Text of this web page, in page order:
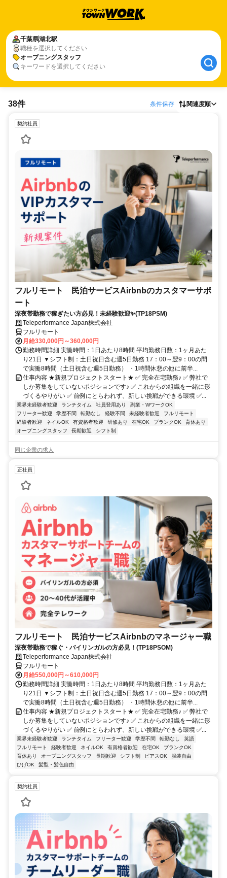
千葉県湖北駅
職種を選択してください
オープニングスタッフ
キーワードを選択してください
38件 条件保存 関連度順
契約社員
フルリモート 民泊サービスAirbnbのカスタマーサポ
ート
深夜帯勤務で稼ぎたい方必見！未経験歓迎✨(TP18PSM)
Teleperformance Japan株式会社
フルリモート
月給330,000円～360,000円
勤務時間詳細 実働時間：1日あたり8時間 平均勤務日数：1ヶ月あた
り21日 ▼シフト制：土日祝日含む週5日勤務 17：00～翌9：00の間
で実働8時間（土日祝含む週5日勤務） ・1時間休憩の他に前半...
仕事内容 ★新規プロジェクトスタート★ ✅ 完全在宅勤務♪ ✅ 弊社で
しか募集をしていないポジションです♪ ✅ これからの組織を一緒に形
づくるやりがい ✅ 前例にとらわれず、新しい挑戦ができる環境 ✅...
業界未経験者歓迎 ランチタイム 社員登用あり
副業・WワークOK
フリーター歓迎
学歴不問 転勤なし 経験不問 未経験者歓迎
フルリモート
経験者歓迎
ネイルOK 有資格者歓迎 研修あり 在宅OK ブランクOK
育休あり
オープニングスタッフ
長期歓迎 シフト制
同じ企業の求人
正社員
フルリモート 民泊サービスAirbnbのマネージャー職
深夜帯勤務で稼ぐ・バイリンガルの方必見！(TP18PSOM)
Teleperformance Japan株式会社
フルリモート
月給550,000円～610,000円
勤務時間詳細 実働時間：1日あたり8時間 平均勤務日数：1ヶ月あた
り21日 ▼シフト制：土日祝日含む週5日勤務 17：00～翌9：00の間
で実働8時間（土日祝含む週5日勤務） ・1時間休憩の他に前半...
仕事内容 ★新規プロジェクトスタート★ ✅ 完全在宅勤務♪ ✅ 弊社で
しか募集をしていないポジションです♪ ✅ これからの組織を一緒に形
づくるやりがい ✅ 前例にとらわれず、新しい挑戦ができる環境 ✅...
業界未経験者歓迎 ランチタイム フリーター歓迎 学歴不問 転勤なし
英語
フルリモート
経験者歓迎 ネイルOK 有資格者歓迎 在宅OK
ブランクOK
育休あり
オープニングスタッフ 長期歓迎 シフト制 ピアスOK
服装自由
ひげOK
髪型・髪色自由
契約社員